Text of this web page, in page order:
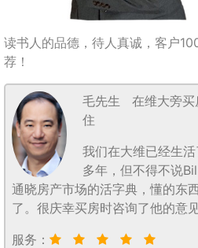
读书人的品德，待人真诚，客户
荐！
毛先生
在维大旁买
住
我们在大维已经生活
多年，但不得不说
通晓房产市场的活字典，懂的东
了。很庆幸买房时咨询了他的意见
服务：